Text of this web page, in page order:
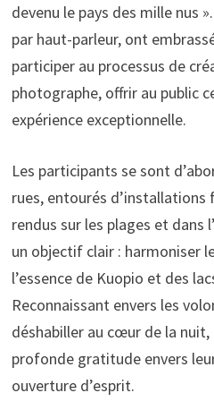
devenu le pays des mille nus
par haut-parleur, ont
participer au processus de
photographe, offrir au public
expérience exceptionnelle.
Les participants se sont
rues, entourés d’installations
rendus sur les plages et dans
un objectif clair : harmoniser
l’essence de Kuopio et des
Reconnaissant envers les
déshabiller au cœur de la nuit,
profonde gratitude envers
ouverture d’esprit.